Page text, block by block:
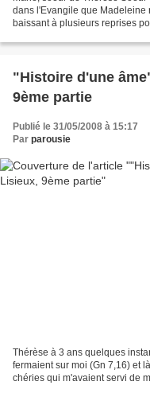
dans l'Evangile que Madeleine
baissant à plusieurs reprises
"Histoire d'une
9ème partie
Publié le 31/05/2008 à 15:17
Par parousie
Thérèse à 3 ans quelques
fermaient sur moi (Gn 7,16) et
chéries qui m'avaient servi de